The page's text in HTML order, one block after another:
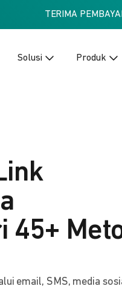
TERIMA
Solusi Produk
45+
email, SMS, media